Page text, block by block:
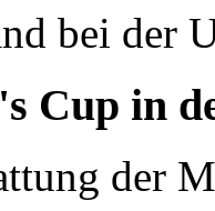
bei der
Cup in
der